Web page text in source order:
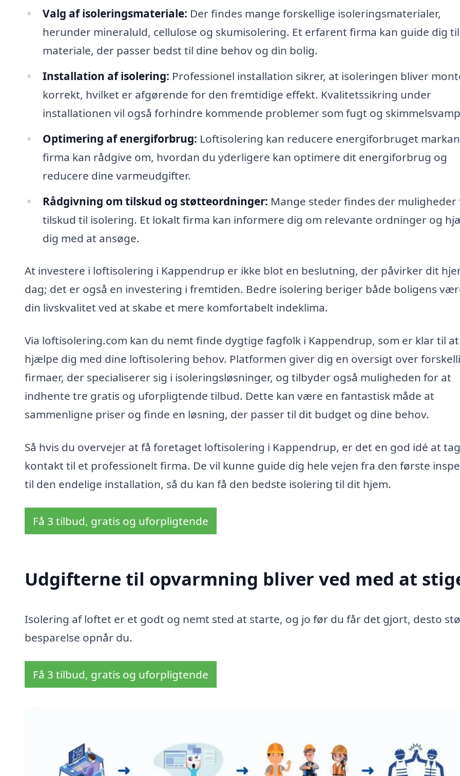
Valg af isoleringsmateriale: Der findes mange forskellige isoleringsmaterialer,
herunder mineraluld, cellulose og skumisolering. Et erfarent firma kan guide dig
materiale, der passer bedst til dine behov og din bolig.
Installation af isolering: Professionel installation sikrer, at isoleringen bliver
korrekt, hvilket er afgørende for den fremtidige effekt. Kvalitetssikring under
installationen vil også forhindre kommende problemer som fugt og
Optimering af energiforbrug: Loftisolering kan reducere energiforbruget
firma kan rådgive om, hvordan du yderligere kan optimere dit energiforbrug og
reducere dine varmeudgifter.
Rådgivning om tilskud og støtteordninger: Mange steder findes der muligheder
tilskud til isolering. Et lokalt firma kan informere dig om relevante ordninger og
dig med at ansøge.
At investere i loftisolering i Kappendrup er ikke blot en beslutning, der påvirker dit
dag; det er også en investering i fremtiden. Bedre isolering beriger både boligens
din livskvalitet ved at skabe et mere komfortabelt indeklima.
Via loftisolering.com kan du nemt finde dygtige fagfolk i Kappendrup, som er klar til at
hjælpe dig med dine loftisolering behov. Platformen giver dig en oversigt over
firmaer, der specialiserer sig i isoleringsløsninger, og tilbyder også muligheden for at
indhente tre gratis og uforpligtende tilbud. Dette kan være en fantastisk måde at
sammenligne priser og finde en løsning, der passer til dit budget og dine behov.
Så hvis du overvejer at få foretaget loftisolering i Kappendrup, er det en god idé at
kontakt til et professionelt firma. De vil kunne guide dig hele vejen fra den første
til den endelige installation, så du kan få den bedste isolering til dit hjem.
Få 3 tilbud, gratis og uforpligtende
Udgifterne til opvarmning bliver ved med at
Isolering af loftet er et godt og nemt sted at starte, og jo før du får det gjort, desto
besparelse opnår du.
Få 3 tilbud, gratis og uforpligtende